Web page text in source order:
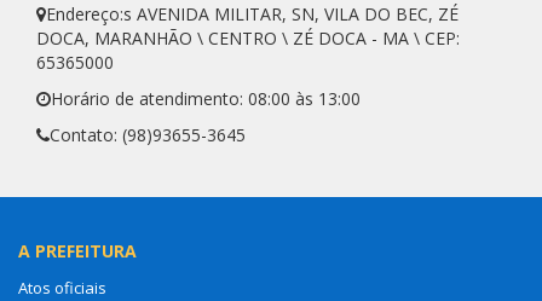
Endereço:s AVENIDA MILITAR, SN, VILA DO BEC, ZÉ
DOCA, MARANHÃO \ CENTRO \ ZÉ DOCA - MA \ CEP:
65365000
Horário de atendimento: 08:00 às 13:00
Contato: (98)93655-3645
A PREFEITURA
Atos oficiais